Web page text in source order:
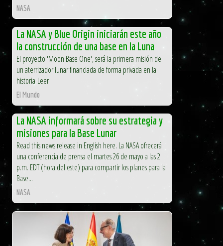
NASA
La NASA y Blue Origin iniciarán este año
la construcción de una base en la Luna
El proyecto 'Moon Base One', será la primera misión de
un aterrizador lunar financiada de forma privada en la
historia Leer
El Mundo
La NASA informará sobre su estrategia y
misiones para la Base Lunar
Read this news release in English here. La NASA ofrecerá
una conferencia de prensa el martes 26 de mayo a las 2
p.m. EDT (hora del este) para compartir los planes para la
Base...
NASA